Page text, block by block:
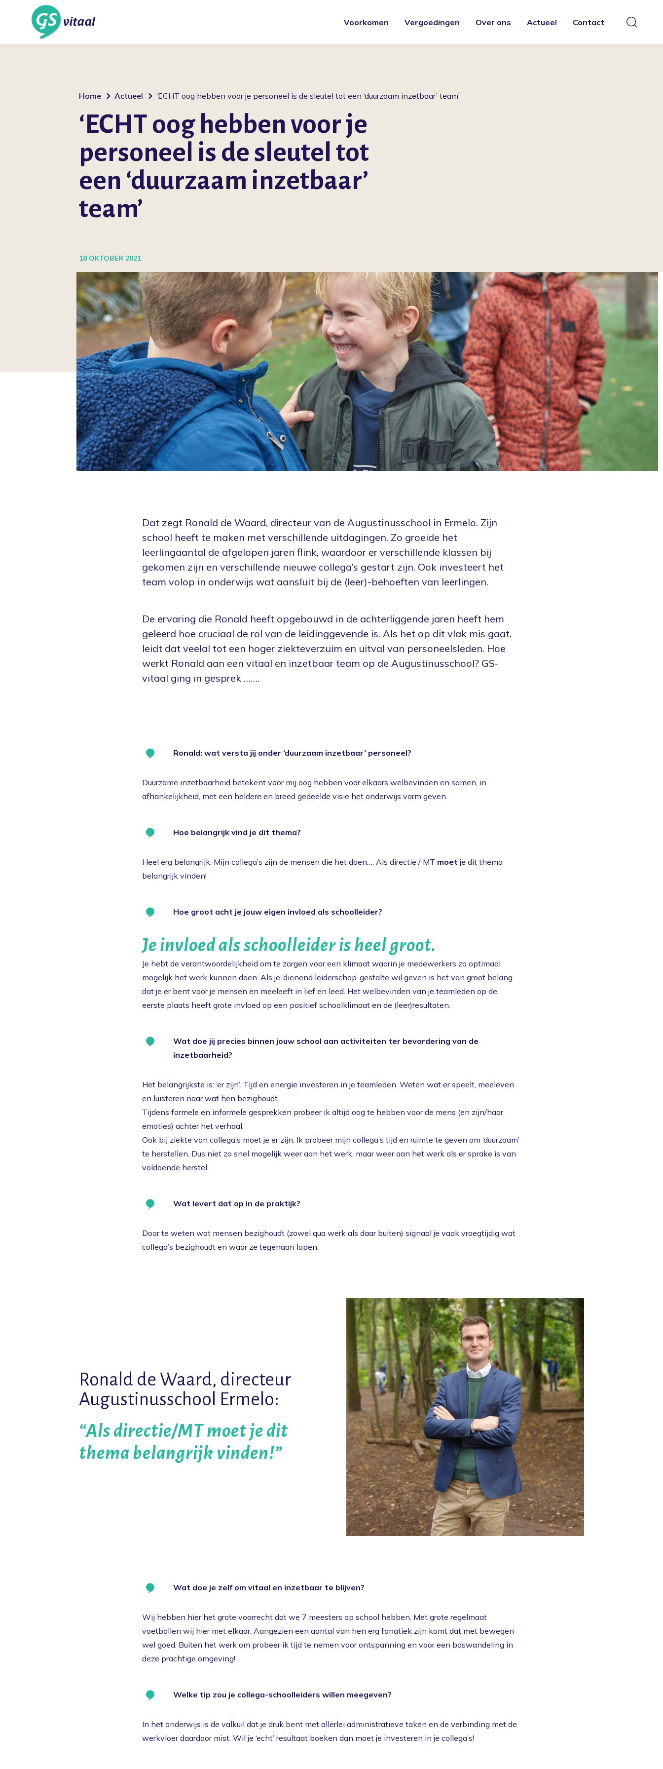
Voorkomen Vergoedingen Over ons Actueel Contact
Voorkomen Vergoedingen Over ons
Home Actueel ‘ECHT oog hebben voor je personeel is de sleutel tot een ‘duurzaam inzetbaar’ team’
‘ECHT oog hebben voor je
personeel is de sleutel tot
een ‘duurzaam inzetbaar’
team’
18 OKTOBER 2021
Dat zegt Ronald de Waard, directeur van de Augustinusschool in Ermelo. Zijn
school heeft te maken met verschillende uitdagingen. Zo groeide het
leerlingaantal de afgelopen jaren flink, waardoor er verschillende klassen bij
gekomen zijn en verschillende nieuwe collega’s gestart zijn. Ook investeert het
team volop in onderwijs wat aansluit bij de (leer)-behoeften van leerlingen.
De ervaring die Ronald heeft opgebouwd in de achterliggende jaren heeft hem
geleerd hoe cruciaal de rol van de leidinggevende is. Als het op dit vlak mis gaat,
leidt dat veelal tot een hoger ziekteverzuim en uitval van personeelsleden. Hoe
werkt Ronald aan een vitaal en inzetbaar team op de Augustinusschool? GS-
vitaal ging in gesprek …….
Ronald: wat versta jij onder ‘duurzaam inzetbaar’ personeel?
Duurzame inzetbaarheid betekent voor mij oog hebben voor elkaars welbevinden en samen, in
afhankelijkheid, met een heldere en breed gedeelde visie het onderwijs vorm geven.
Hoe belangrijk vind je dit thema?
Heel erg belangrijk. Mijn collega’s zijn de mensen die het doen…. Als directie / MT moet je dit thema
belangrijk vinden!
Hoe groot acht je jouw eigen invloed als schoolleider?
Je invloed als schoolleider is heel groot.
Je hebt de verantwoordelijkheid om te zorgen voor een klimaat waarin je medewerkers zo optimaal
mogelijk het werk kunnen doen. Als je ‘dienend leiderschap’ gestalte wil geven is het van groot belang
dat je er bent voor je mensen en meeleeft in lief en leed. Het welbevinden van je teamleden op de
eerste plaats heeft grote invloed op een positief schoolklimaat en de (leer)resultaten.
Wat doe jij precies binnen jouw school aan activiteiten ter bevordering van de
inzetbaarheid?
Het belangrijkste is: ‘er zijn’. Tijd en energie investeren in je teamleden. Weten wat er speelt, meeleven
en luisteren naar wat hen bezighoudt.
Tijdens formele en informele gesprekken probeer ik altijd oog te hebben voor de mens (en zijn/haar
emoties) achter het verhaal.
Ook bij ziekte van collega’s moet je er zijn. Ik probeer mijn collega’s tijd en ruimte te geven om ‘duurzaam’
te herstellen. Dus niet zo snel mogelijk weer aan het werk, maar weer aan het werk als er sprake is van
voldoende herstel.
Wat levert dat op in de praktijk?
Door te weten wat mensen bezighoudt (zowel qua werk als daar buiten) signaal je vaak vroegtijdig wat
collega’s bezighoudt en waar ze tegenaan lopen.
Ronald de Waard, directeur
Augustinusschool Ermelo:
“Als directie/MT moet je dit
thema belangrijk vinden!”
Wat doe je zelf om vitaal en inzetbaar te blijven?
Wij hebben hier het grote voorrecht dat we 7 meesters op school hebben. Met grote regelmaat
voetballen wij hier met elkaar. Aangezien een aantal van hen erg fanatiek zijn komt dat met bewegen
wel goed. Buiten het werk om probeer ik tijd te nemen voor ontspanning en voor een boswandeling in
deze prachtige omgeving!
Welke tip zou je collega-schoolleiders willen meegeven?
In het onderwijs is de valkuil dat je druk bent met allerlei administratieve taken en de verbinding met de
werkvloer daardoor mist. Wil je ‘echt’ resultaat boeken dan moet je investeren in je collega’s!